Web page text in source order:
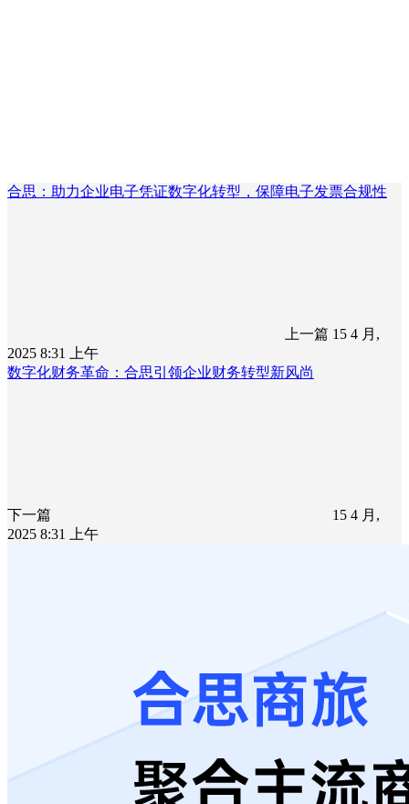
合思：助力企业电子凭证数字化转型，保障电子发票合规性
上一篇 15 4 月,
2025 8:31 上午
数字化财务革命：合思引领企业财务转型新风尚
下一篇
15 4 月,
2025 8:31 上午